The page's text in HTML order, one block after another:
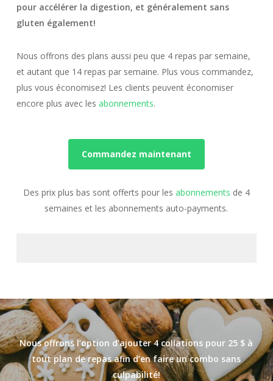
pour accélérer la digestion, et généralement sans
gluten également!
Nous offrons des plans aussi peu que 4 repas par semaine,
et autant que 14 repas par semaine. Plus vous commandez,
plus vous économisez! Les clients peuvent économiser
encore plus avec lesabonnements.
Commandez maintenant
Des prix plus bas sont offerts pour les abonnements de 4
semaines et les abonnements auto-payments.
Nous offrons l’option d’ajouter 4 collations pour 25 $ à
tout plan de repas afin d’en faire un combo sans
culpabilité!